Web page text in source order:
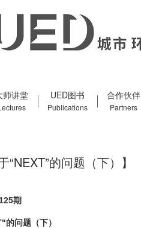
师讲堂 UED图书
Publications
合作伙伴
Partners
的问题（下）】
期
问题（下）